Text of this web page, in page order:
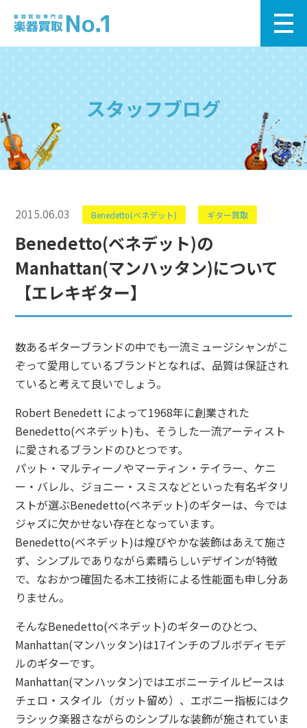
スタッフブログ
2015.06.03 Benedetto(ベネデット) ギター買取
Benedetto(ベネデット)の
Manhattan(マンハッタン)について
【エレキギター】
数あるギターブランドの中でも一流ミュージシャンがこ
ぞって愛用しているブランドとなれば、品質は保証され
ていると考えて良いでしょう。
Robert Benedett によって1968年に創業された
Benedetto(ベネデット)も、そうした一流アーティスト
に愛されるブランドのひとつです。
パット・マルティーノやマーティン・テイラー、ケニ
ー・バレル、ジョニー・スミスなどといった有名ギタリ
ストが選ぶBenedetto(ベネデット)のギターは、今では
ジャズに欠かせない存在となっています。
Benedetto(ベネデット)は煌びやかな装飾はあえて施さ
ず、シンプルでありながら素晴らしいデザインが特徴
で、なおかつ確固たる木工技術による性能面も申し分あ
りません。
そんなBenedetto(ベネデット)のギターのひとつ、
Manhattan(マンハッタン)は17インチのブルボディモデ
ルのギターです。
Manhattan(マンハッタン)ではエボニーテイルピースは
チェロ・スタイル（ガット留め）、エボニー指板にはク
ラシック楽器さながらのシンプルな装飾が施されていま